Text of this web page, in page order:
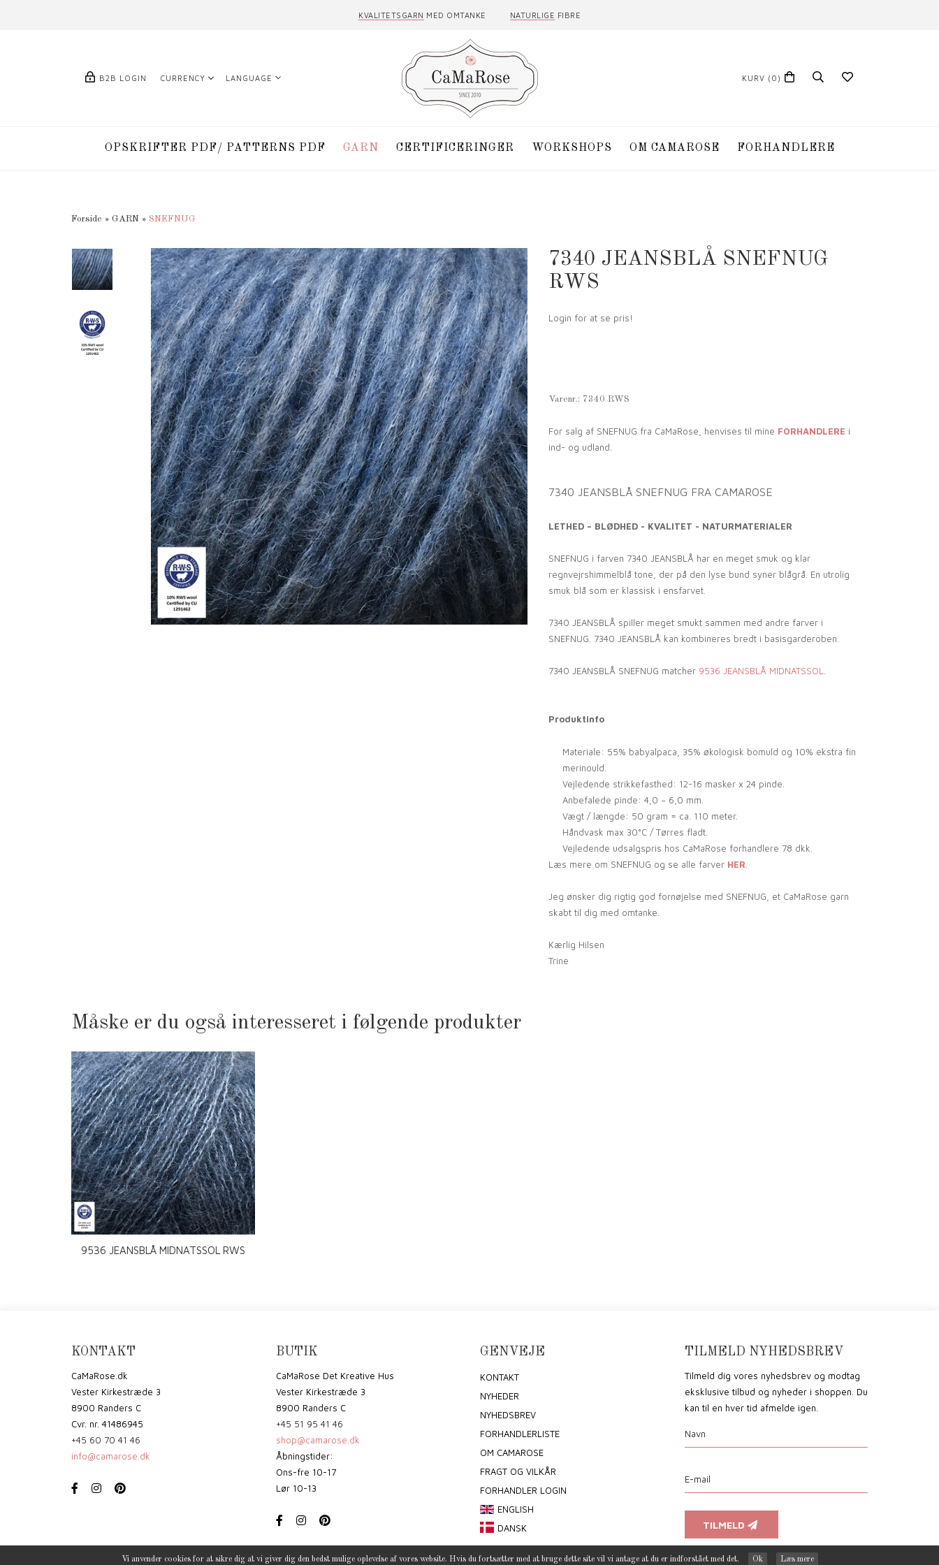
KVALITETSGARN MED OMTANKE NATURLIGE FIBRE
B2B LOGIN CURRENCY LANGUAGE KURV (0)
OPSKRIFTER PDF/ PATTERNS PDF GARN CERTIFICERINGER WORKSHOPS OM CAMAROSE FORHANDLERE
Forside » GARN » SNEFNUG
7340 JEANSBLÅ SNEFNUG
RWS
Login for at se pris!
Varenr.: 7340 RWS
For salg af SNEFNUG fra CaMaRose, henvises til mine FORHANDLERE i
ind- og udland.
7340 JEANSBLÅ SNEFNUG FRA CAMAROSE
LETHED – BLØDHED - KVALITET - NATURMATERIALER
SNEFNUG i farven 7340 JEANSBLÅ har en meget smuk og klar
regnvejrshimmelblå tone, der på den lyse bund syner blågrå. En utrolig
smuk blå som er klassisk i ensfarvet.
7340 JEANSBLÅ spiller meget smukt sammen med andre farver i
SNEFNUG. 7340 JEANSBLÅ kan kombineres bredt i basisgarderoben.
7340 JEANSBLÅ SNEFNUG matcher 9536 JEANSBLÅ MIDNATSSOL
Produktinfo
Materiale: 55% babyalpaca, 35% økologisk bomuld og 10% ekstra fin
merinould.
Vejledende strikkefasthed: 12-16 masker x 24 pinde.
Anbefalede pinde: 4,0 – 6,0 mm.
Vægt / længde: 50 gram = ca. 110 meter.
Håndvask max 30°C / Tørres fladt.
Vejledende udsalgspris hos CaMaRose forhandlere 78 dkk.
Læs mere om SNEFNUG og se alle farver HER
Jeg ønsker dig rigtig god fornøjelse med SNEFNUG, et CaMaRose garn
skabt til dig med omtanke.
Kærlig Hilsen
Trine
Måske er du også interesseret i følgende produkter
9536 JEANSBLÅ MIDNATSSOL RWS
KONTAKT
CaMaRose.dk
Vester Kirkestræde 3
8900 Randers C
Cvr. nr. 41486945
+45 60 70 41 46
info@camarose.dk
BUTIK
CaMaRose Det Kreative Hus
Vester Kirkestræde 3
8900 Randers C
+45 51 95 41 46
shop@camarose.dk
Åbningstider:
Ons-fre 10-17
Lør 10-13
GENVEJE
KONTAKT
NYHEDER
NYHEDSBREV
FORHANDLERLISTE
OM CAMAROSE
FRAGT OG VILKÅR
FORHANDLER LOGIN
ENGLISH
DANSK
TILMELD NYHEDSBREV
Tilmeld dig vores nyhedsbrev og modtag
eksklusive tilbud og nyheder i shoppen. Du
kan til en hver tid afmelde igen.
TILMELD
Vi anvender cookies for at sikre dig at vi giver dig den bedst mulige oplevelse af vores website. Hvis du fortsætter med at bruge dette site vil vi antage at du er indforstået med det. Ok Læs mere